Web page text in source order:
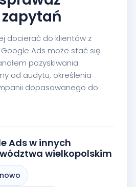
docierać do klientów z
Ads może stać się
pozyskiwania
od audytu, określenia
dopasowanego do
Ads w innych
wielkopolskim